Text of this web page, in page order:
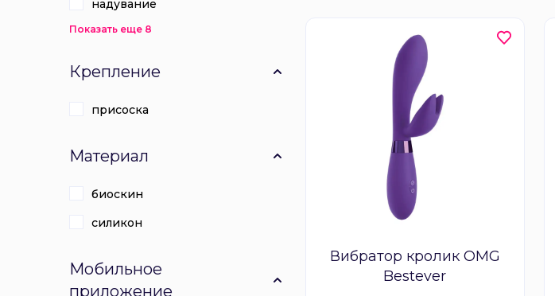
надувание
Показать еще 8
Крепление
присоска
Материал
биоскин
силикон
Мобильное
приложение
Вибратор кролик OMG
Bestever